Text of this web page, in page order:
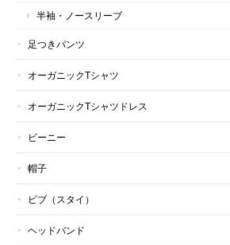
半袖・ノースリーブ
足つきパンツ
オーガニックTシャツ
オーガニックTシャツドレス
ビーニー
帽子
ビブ（スタイ）
ヘッドバンド